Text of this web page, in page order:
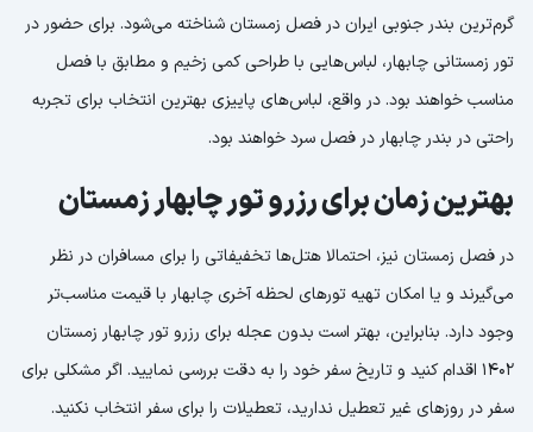
گرم‌ترین بندر جنوبی ایران در فصل زمستان شناخته می‌شود. برای حضور در
تور زمستانی چابهار، لباس‌هایی با طراحی کمی زخیم و مطابق با فصل
مناسب خواهند بود. در واقع، لباس‌های پاییزی بهترین انتخاب برای تجربه
راحتی در بندر چابهار در فصل سرد خواهند بود.
بهترین زمان برای رزرو تور چابهار زمستان
در فصل زمستان نیز، احتمالا هتل‌ها تخفیفاتی را برای مسافران در نظر
می‌گیرند و یا امکان تهیه تورهای لحظه آخری چابهار با قیمت مناسب‌تر
وجود دارد. بنابراین، بهتر است بدون عجله برای رزرو تور چابهار زمستان
1402 اقدام کنید و تاریخ سفر خود را به دقت بررسی نمایید. اگر مشکلی برای
سفر در روزهای غیر تعطیل ندارید، تعطیلات را برای سفر انتخاب نکنید.